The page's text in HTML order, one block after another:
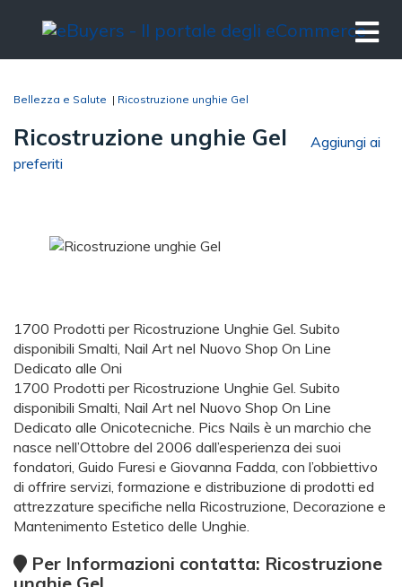
Bellezza e Salute | Ricostruzione unghie Gel
Ricostruzione unghie Gel
Aggiungi ai
preferiti
1700 Prodotti per Ricostruzione Unghie Gel. Subito
disponibili Smalti, Nail Art nel Nuovo Shop On Line
Dedicato alle Oni
1700 Prodotti per Ricostruzione Unghie Gel. Subito
disponibili Smalti, Nail Art nel Nuovo Shop On Line
Dedicato alle Onicotecniche. Pics Nails è un marchio che
nasce nell’Ottobre del 2006 dall’esperienza dei suoi
fondatori, Guido Furesi e Giovanna Fadda, con l’obbiettivo
di offrire servizi, formazione e distribuzione di prodotti ed
attrezzature specifiche nella Ricostruzione, Decorazione e
Mantenimento Estetico delle Unghie.
Per Informazioni contatta: Ricostruzione